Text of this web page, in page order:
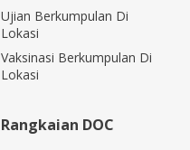
Ujian Berkumpulan Di
Lokasi
Vaksinasi Berkumpulan Di
Lokasi
Rangkaian DOC